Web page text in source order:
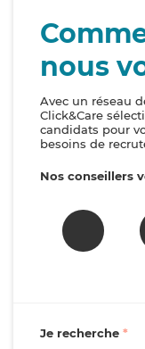
nous
Avec un réseau
Click&Care
candidats pour
besoins de
Nos conseillers
Je recherche